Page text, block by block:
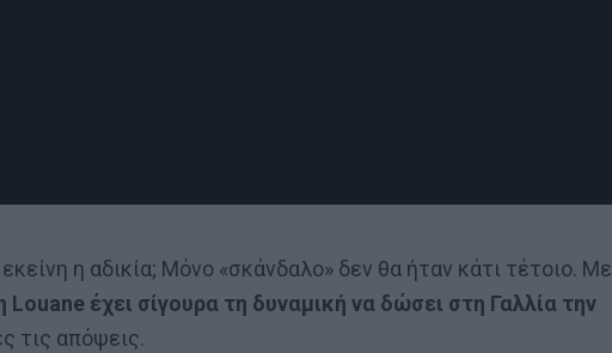
η αδικία; Μόνο «σκάνδαλο» δεν θα ήταν κάτι τέτοιο. Με
Louane έχει σίγουρα τη δυναμική να δώσει στη Γαλλία την
τις απόψεις.